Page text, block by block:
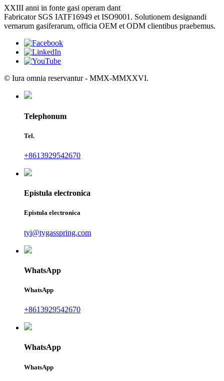
XXIII anni in fonte gasi operam dant
Fabricator SGS IATF16949 et ISO9001. Solutionem designandi
vernarum gasiferarum, officia OEM et ODM clientibus praebemus.
© Iura omnia reservantur - MMX-MMXXVI.
Telephonum
Tel.
+8613929542670
Epistula electronica
Epistula electronica
tyi@tygasspring.com
WhatsApp
WhatsApp
+8613929542670
WhatsApp
WhatsApp